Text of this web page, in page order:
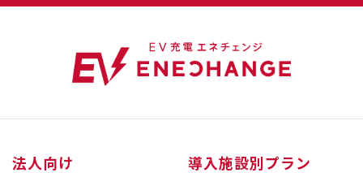
法人向け 導入施設別プラン